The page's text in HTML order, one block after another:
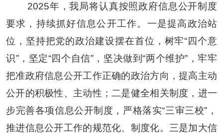
2025年，我局将认真按照政府信息公开制度
要求，持续抓好信息公开工作。一是提高政治站
位，坚持把党的政治建设摆在首位，树牢“四个意
识”，坚定“四个自信”，坚决做到“两个维护”，牢牢
把准政府信息公开工作正确的政治方向，提高主动
公开的积极性、主动性；二是健全相关制度，进一
步完善各项信息公开制度，严格落实“三审三校”，
推进信息公开工作的规范化、制度化。三是加大信